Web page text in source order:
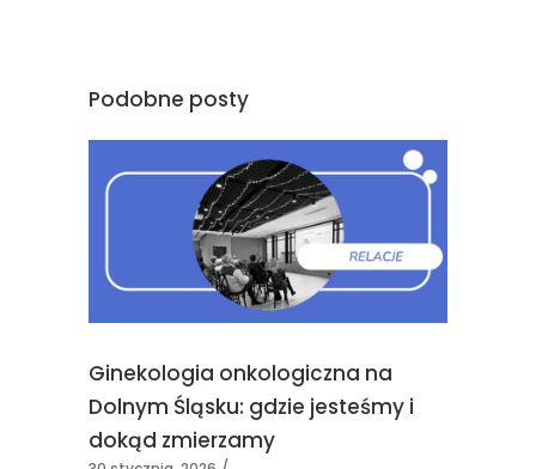
Podobne posty
Ginekologia onkologiczna na
Dolnym Śląsku: gdzie jesteśmy i
dokąd zmierzamy